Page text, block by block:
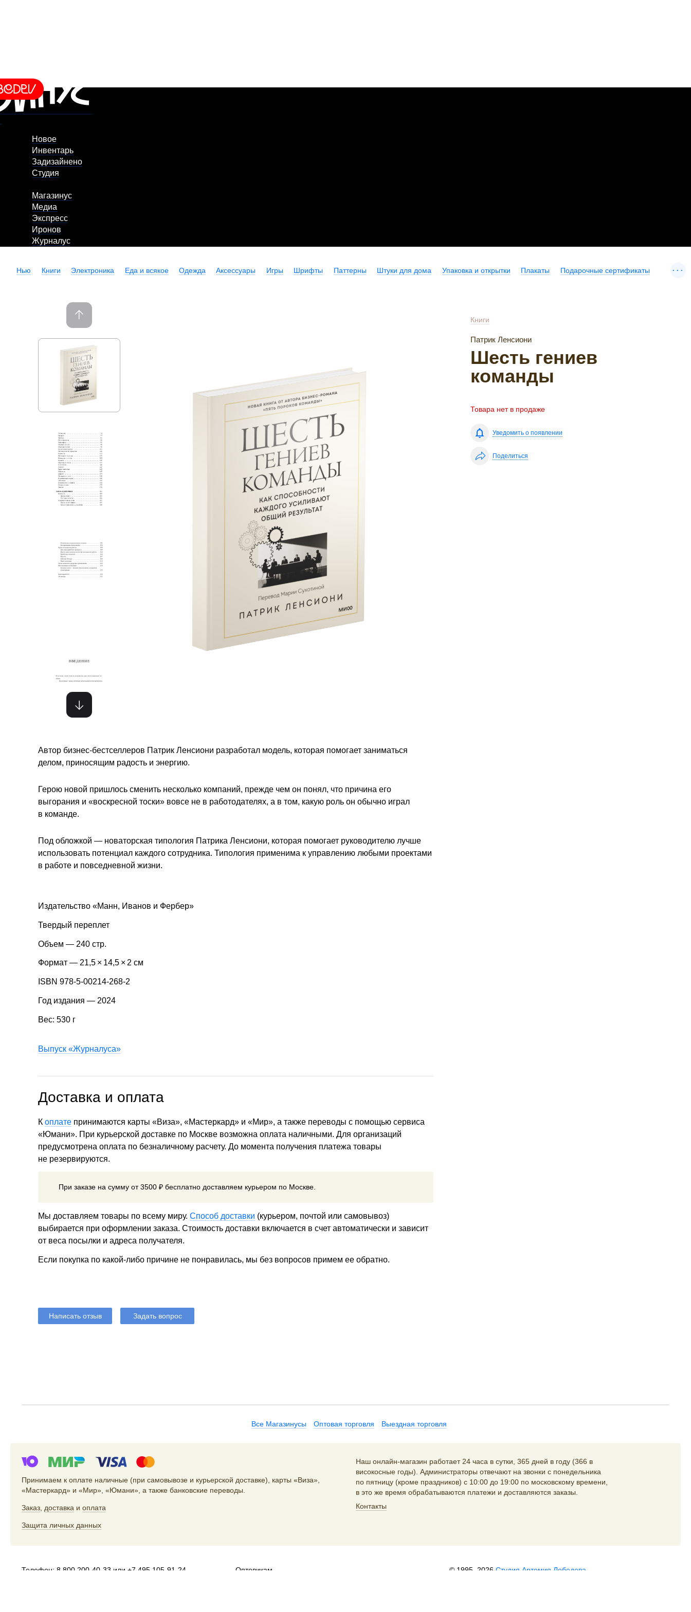
Новое
Инвентарь
Задизайнено
Студия
Магазинус
Медиа
Экспресс
Иронов
Журналус
Нью Книги Электроника Еда и всякое Одежда Аксессуары Игры Шрифты Паттерны Штуки для дома Упаковка и открытки Плакаты Подарочные сертификаты ...
Книги
Патрик Ленсиони
Шесть гениев
команды
Товара нет в продаже
Уведомить о появлении
Поделиться
Автор бизнес-бестселлеров Патрик Ленсиони разработал модель, которая помогает заниматься
делом, приносящим радость и энергию.
Герою новой пришлось сменить несколько компаний, прежде чем он понял, что причина его
выгорания и «воскресной тоски» вовсе не в работодателях, а в том, какую роль он обычно играл
в команде.
Под обложкой — новаторская типология Патрика Ленсиони, которая помогает руководителю лучше
использовать потенциал каждого сотрудника. Типология применима к управлению любыми проектами
в работе и повседневной жизни.
Издательство «Манн, Иванов и Фербер»
Твердый переплет
Объем — 240 стр.
Формат — 21,5 × 14,5 × 2 см
ISBN 978-5-00214-268-2
Год издания — 2024
Вес: 530 г
Выпуск «Журналуса»
Доставка и оплата
К оплате принимаются карты «Виза», «Мастеркард» и «Мир», а также переводы с помощью сервиса
«Юмани». При курьерской доставке по Москве возможна оплата наличными. Для организаций
предусмотрена оплата по безналичному расчету. До момента получения платежа товары
не резервируются.
При заказе на сумму от 3500 ₽ бесплатно доставляем курьером по Москве.
Мы доставляем товары по всему миру. Способ доставки (курьером, почтой или самовывоз)
выбирается при оформлении заказа. Стоимость доставки включается в счет автоматически и зависит
от веса посылки и адреса получателя.
Если покупка по какой-либо причине не понравилась, мы без вопросов примем ее обратно.
Написать отзыв Задать вопрос
Все Магазинусы Оптовая торговля Выездная торговля
Принимаем к оплате наличные (при самовывозе и курьерской доставке), карты «Виза»,
«Мастеркард» и «Мир», «Юмани», а также банковские переводы.
Заказ доставка и оплата
Защита личных данных
Наш онлайн-магазин работает 24 часа в сутки, 365 дней в году (366 в
високосные годы). Администраторы отвечают на звонки с понедельника
по пятницу (кроме праздников) с 10:00 до 19:00 по московскому времени,
в это же время обрабатываются платежи и доставляются заказы.
Контакты
Телефон: 8 800 200-40-33 или +7 495 105-91-24
Оптовикам
© 1995–2026 Студия Артемия Лебедева